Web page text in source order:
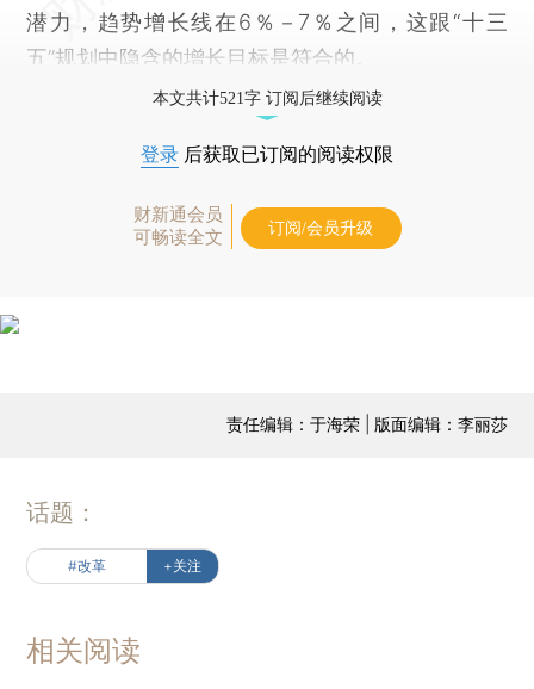
潜力，趋势增长线在6％－7％之间，这跟“十三
五”规划中隐含的增长目标是符合的。
本文共计521字 订阅后继续阅读
登录 后获取已订阅的阅读权限
财新通会员
可畅读全文
订阅/会员升级
责任编辑：于海荣 | 版面编辑：李丽莎
话题：
#改革 +关注
相关阅读